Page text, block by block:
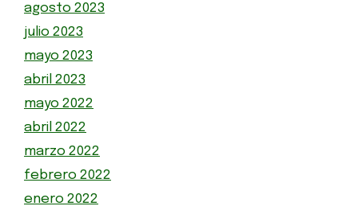
agosto 2023
julio 2023
mayo 2023
abril 2023
mayo 2022
abril 2022
marzo 2022
febrero 2022
enero 2022